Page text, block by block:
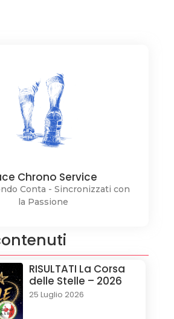
Chrono Service
Conta - Sincronizzati con
la Passione
RISULTATI La Corsa
delle Stelle – 2026
25 Luglio 2026